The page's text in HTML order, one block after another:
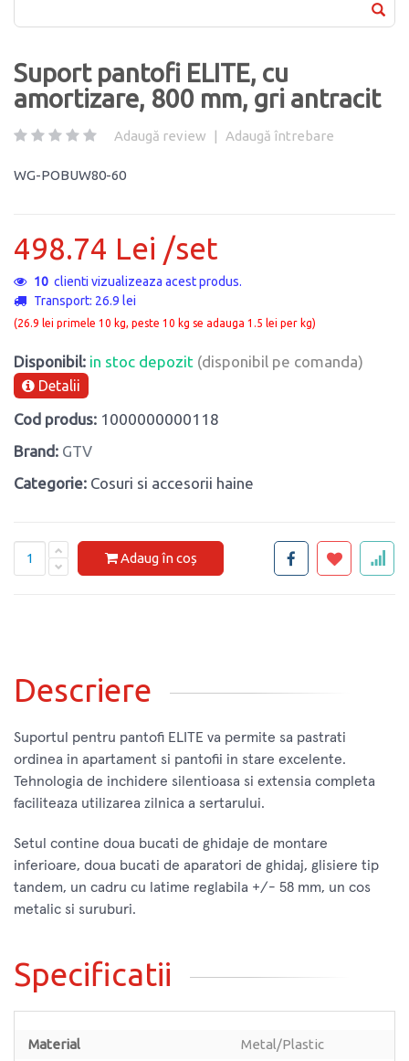
Suport pantofi ELITE, cu
amortizare, 800 mm, gri antracit
Adaugă review | Adaugă întrebare
WG-POBUW80-60
498.74 Lei /set
10 clienti vizualizeaza acest produs.
Transport: 26.9 lei
(26.9 lei primele 10 kg, peste 10 kg se adauga 1.5 lei per kg)
Disponibil: in stoc depozit (disponibil pe comanda)
Detalii
Cod produs: 1000000000118
Brand: GTV
Categorie: Cosuri si accesorii haine
Adaug în coș
Descriere
Suportul pentru pantofi ELITE va permite sa pastrati
ordinea in apartament si pantofii in stare excelente.
Tehnologia de inchidere silentioasa si extensia completa
faciliteaza utilizarea zilnica a sertarului.
Setul contine doua bucati de ghidaje de montare
inferioare, doua bucati de aparatori de ghidaj, glisiere tip
tandem, un cadru cu latime reglabila +/- 58 mm, un cos
metalic si suruburi.
Specificatii
Material
Metal/Plastic